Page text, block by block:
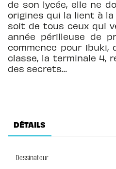
de son lycée, elle ne
origines qui la lient à
soit de tous ceux qui
année périlleuse de
commence pour Ibuki,
classe, la terminale 4,
des secrets…
DÉTAILS
Dessinateur